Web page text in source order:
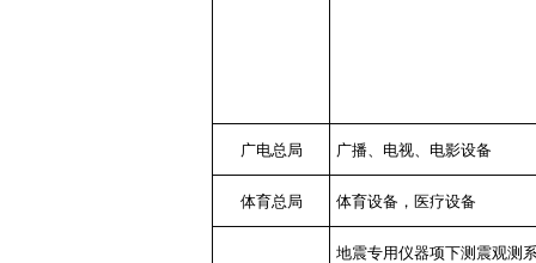
广电总局 广播、电视、电影设备
体育总局 体育设备，医疗设备
地震专用仪器项下测震观测